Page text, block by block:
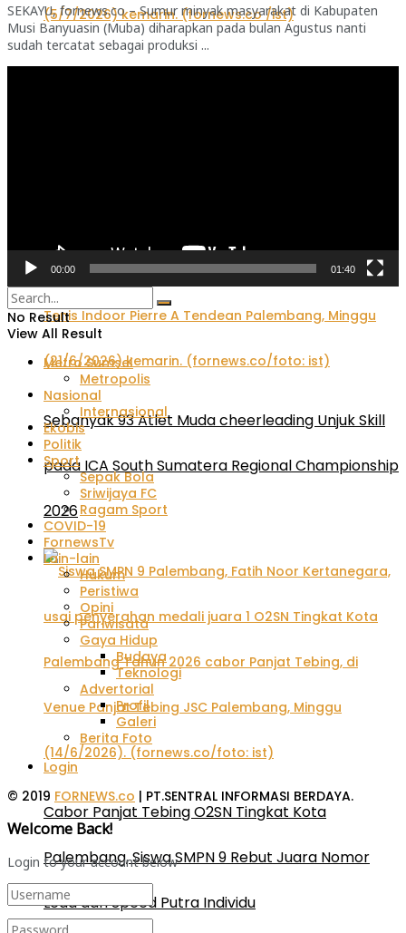
Sebanyak 93 Atlet Muda cheerleading Unjuk Skill
pada ICA South Sumatera Regional Championship
2026
Cabor Panjat Tebing O2SN Tingkat Kota
Palembang, Siswa SMPN 9 Rebut Juara Nomor
Lead dan Speed Putra Individu
SEKAYU, fornews.co – Sumur minyak masyarakat di Kabupaten
Musi Banyuasin (Muba) diharapkan pada bulan Agustus nanti
sudah tercatat sebagai produksi ...
00:00 01:40
No Result
View All Result
Metro Sumsel
Metropolis
Nasional
Internasional
Ekobis
Politik
Sport
Sepak Bola
Sriwijaya FC
Ragam Sport
COVID-19
FornewsTv
Lain-lain
Hukum
Peristiwa
Opini
Pariwisata
Gaya Hidup
Budaya
Teknologi
Advertorial
Profil
Galeri
Berita Foto
Login
© 2019 FORNEWS.co | PT.SENTRAL INFORMASI BERDAYA.
Welcome Back!
Login to your account below